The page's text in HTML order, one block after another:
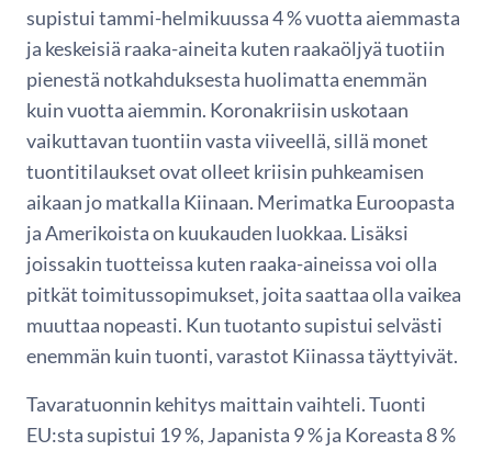
supistui tammi-helmikuussa 4 % vuotta aiemmasta
ja keskeisiä raaka-aineita kuten raakaöljyä tuotiin
pienestä notkahduksesta huolimatta enemmän
kuin vuotta aiemmin. Koronakriisin uskotaan
vaikuttavan tuontiin vasta viiveellä, sillä monet
tuontitilaukset ovat olleet kriisin puhkeamisen
aikaan jo matkalla Kiinaan. Merimatka Euroopasta
ja Amerikoista on kuukauden luokkaa. Lisäksi
joissakin tuotteissa kuten raaka-aineissa voi olla
pitkät toimitussopimukset, joita saattaa olla vaikea
muuttaa nopeasti. Kun tuotanto supistui selvästi
enemmän kuin tuonti, varastot Kiinassa täyttyivät.
Tavaratuonnin kehitys maittain vaihteli. Tuonti
EU:sta supistui 19 %, Japanista 9 % ja Koreasta 8 %